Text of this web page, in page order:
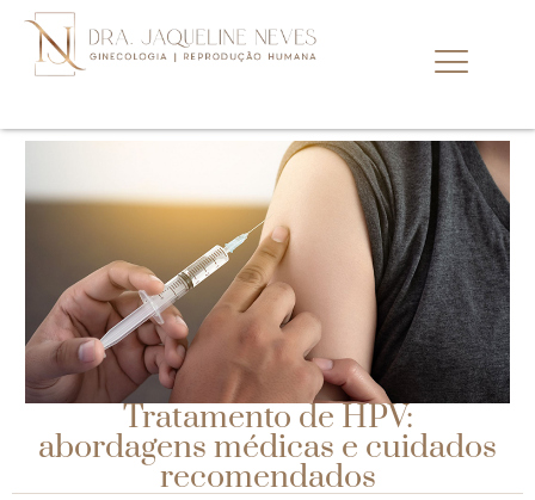
Tratamento de HPV:
abordagens médicas e cuidados
recomendados